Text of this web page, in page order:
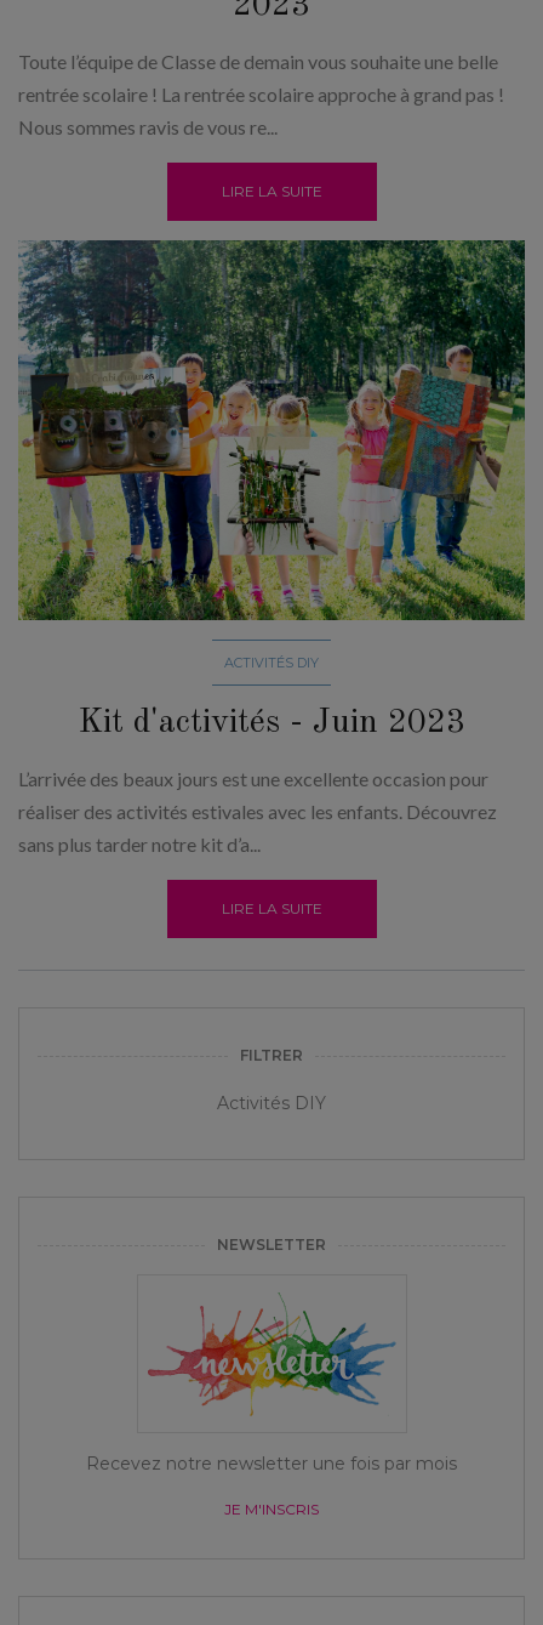
Toute l’équipe de Classe de demain vous souhaite une belle
rentrée scolaire ! La rentrée scolaire approche à grand pas !
Nous sommes ravis de vous re...
LIRE LA SUITE
ACTIVITÉS DIY
Kit d'activités - Juin 2023
L’arrivée des beaux jours est une excellente occasion pour
réaliser des activités estivales avec les enfants. Découvrez
sans plus tarder notre kit d’a...
LIRE LA SUITE
FILTRER
Activités DIY
NEWSLETTER
Recevez notre newsletter une fois par mois
JE M'INSCRIS